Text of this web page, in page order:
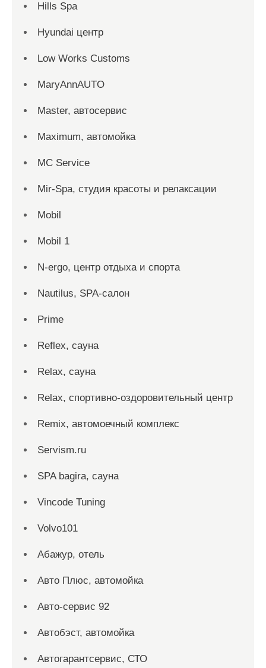
Hills Spa
Hyundai центр
Low Works Customs
MaryAnnAUTO
Master, автосервис
Maximum, автомойка
MC Service
Mir-Spa, студия красоты и релаксации
Mobil
Mobil 1
N-ergo, центр отдыха и спорта
Nautilus, SPA-салон
Prime
Reflex, сауна
Relax, сауна
Relax, спортивно-оздоровительный центр
Remix, автомоечный комплекс
Servism.ru
SPA bagira, сауна
Vincode Tuning
Volvo101
Абажур, отель
Авто Плюс, автомойка
Авто-сервис 92
Автобэст, автомойка
Автогарантсервис, СТО